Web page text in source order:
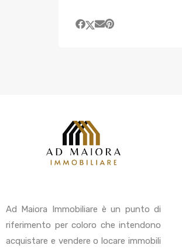
Ad Maiora Immobiliare è un punto di
riferimento per coloro che intendono
acquistare e vendere o locare immobili